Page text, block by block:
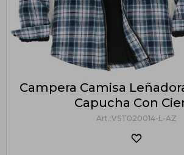
Campera Camisa
Capucha Con
VST020014-L-AZ